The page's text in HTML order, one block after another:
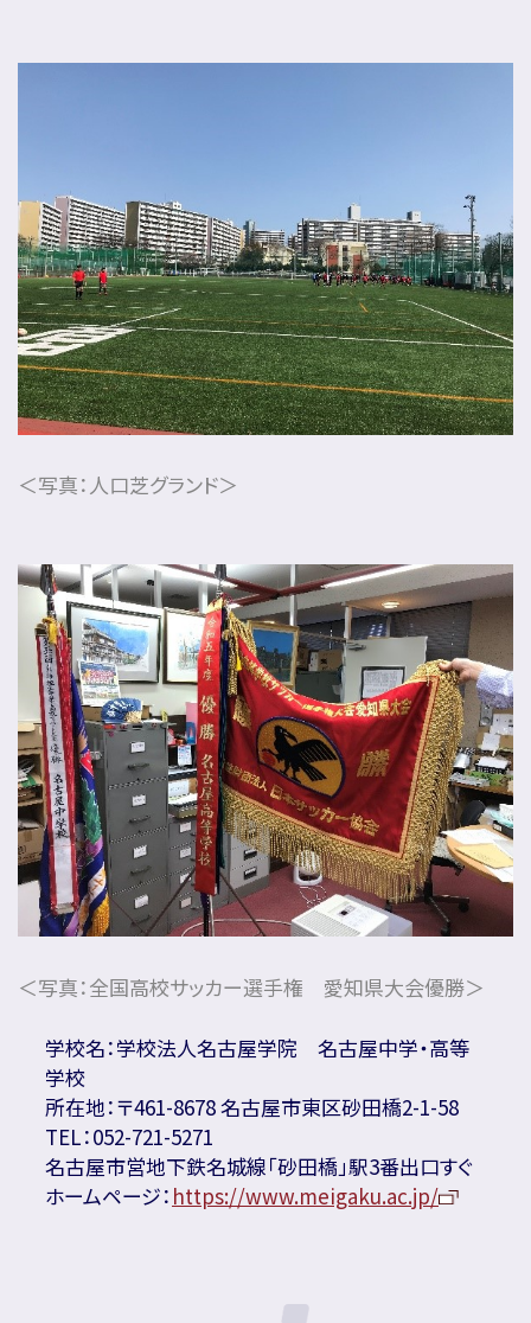
＜写真：人口芝グランド＞
＜写真：全国高校サッカー選手権 愛知県大会優勝＞
学校名：学校法人名古屋学院 名古屋中学・高等
学校
所在地：〒461-8678 名古屋市東区砂田橋2-1-58
TEL：052-721-5271
名古屋市営地下鉄名城線「砂田橋」駅3番出口すぐ
ホームページ： https://www.meigaku.ac.jp/